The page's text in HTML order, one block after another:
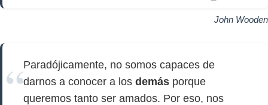
John Wooden
Paradójicamente, no somos capaces de
darnos a conocer a los demás porque
queremos tanto ser amados. Por eso, nos